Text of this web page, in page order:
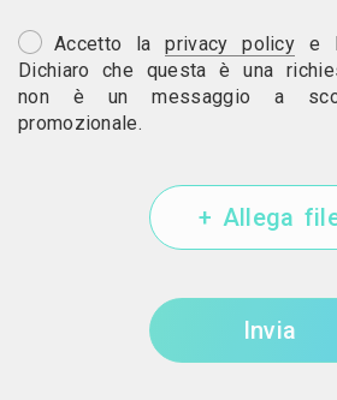
Accetto laprivacy policy e
Dichiaro che questa è una
non è un messaggio a
promozionale.
+ Allega
Invia